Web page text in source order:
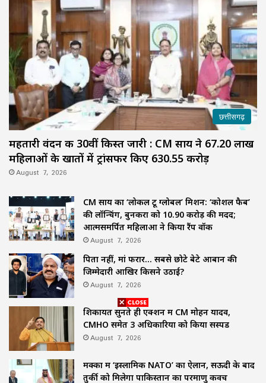
छत्तीसगढ़
महतारी वंदन की 30वीं किस्त जारी : CM साय ने 67.20 लाख
महिलाओं के खातों में ट्रांसफर किए ₹630.55 करोड़
August 7, 2026
CM साय का ‘लोकल टू ग्लोबल’ मिशन: ‘कोशल फैब’
की लॉन्चिंग, बुनकरों को 10.90 करोड़ की मदद;
आत्मसमर्पित महिलाओं ने किया रैंप वॉक
August 7, 2026
पिता नहीं, मां फरार… सबसे छोटे बेटे आबान की
जिम्मेदारी आखिर किसने उठाई?
August 7, 2026
शिकायतें सुनते ही एक्शन में CM मोहन यादव,
CMHO समेत 3 अधिकारियों को किया सस्पेंड
August 7, 2026
मक्का में ‘इस्लामिक NATO’ का ऐलान, सऊदी के बाद
तुर्की को मिलेगा पाकिस्तान का परमाणु कवच